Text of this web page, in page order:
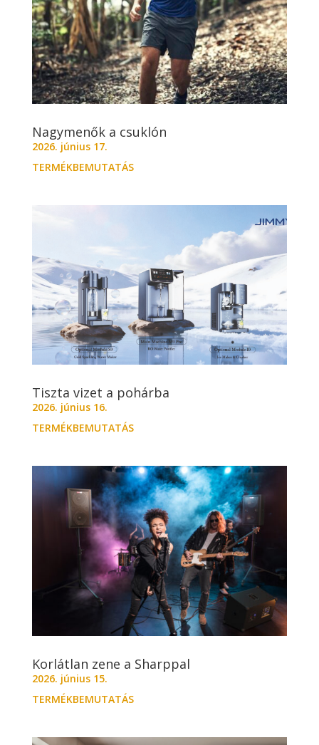
Nagymenők a csuklón
2026. június 17.
TERMÉKBEMUTATÁS
Tiszta vizet a pohárba
2026. június 16.
TERMÉKBEMUTATÁS
Korlátlan zene a Sharppal
2026. június 15.
TERMÉKBEMUTATÁS